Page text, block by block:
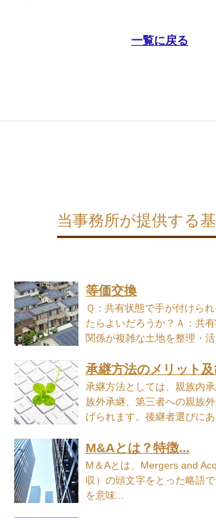
一覧に戻る
当事務所が提供する
等価交換
Ｑ：共有状態で手が付けら
たらよいだろうか？Ａ：共
関係が複雑な土地を整理・活
承継方法のメリット
承継方法としては、親族内
族外承継、第三者への親族
げられます。後継者選びにあ
M&Aとは？特徴...
M＆Aとは、Mergers and
収）の頭文字をとった略語
を意味...